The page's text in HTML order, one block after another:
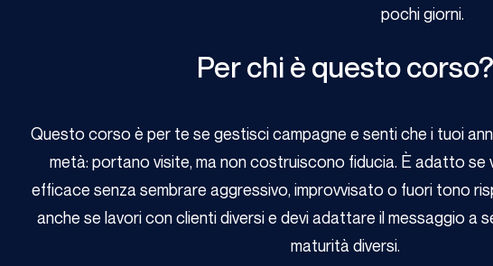
pochi giorni.
Per chi è questo corso?
Questo corso è per te se gestisci campagne e senti che i tuoi
metà: portano visite, ma non costruiscono fiducia. È adatto se
efficace senza sembrare aggressivo, improvvisato o fuori tono
anche se lavori con clienti diversi e devi adattare il messaggio a
maturità diversi.